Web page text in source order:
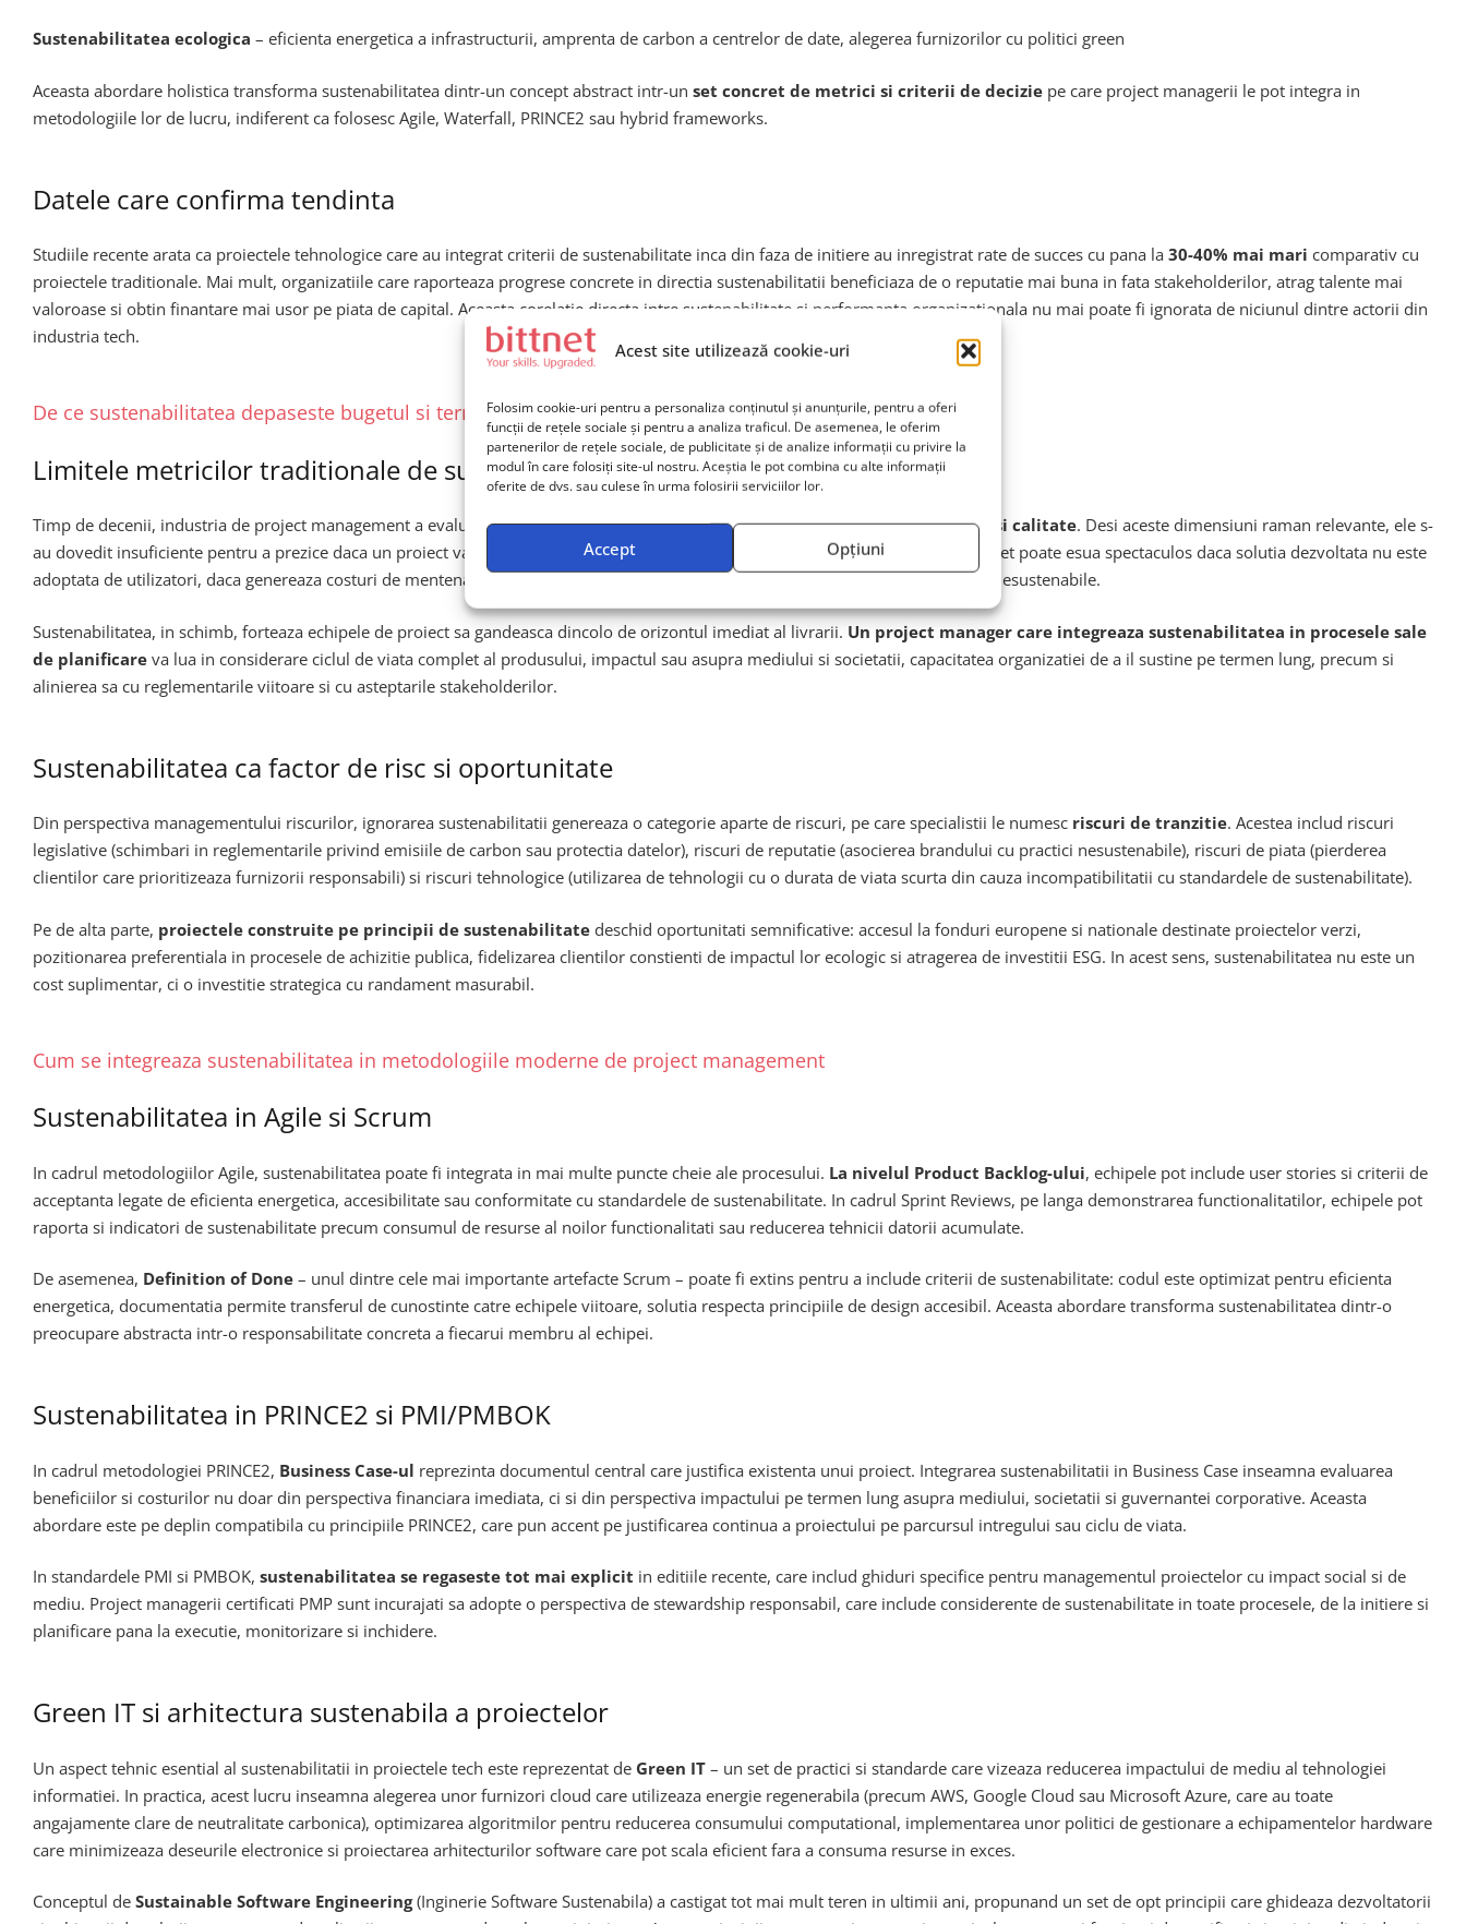
Acest site utilizează cookie-uri
Folosim cookie-uri pentru a personaliza conținutul și anunțurile, pentru a oferi
funcții de rețele sociale și pentru a analiza traficul. De asemenea, le oferim
partenerilor de rețele sociale, de publicitate și de analize informații cu privire la
modul în care folosiți site-ul nostru. Aceștia le pot combina cu alte informații
oferite de dvs. sau culese în urma folosirii serviciilor lor.
Accept Opțiuni
Sustenabilitatea ecologica – eficienta energetica a infrastructurii, amprenta de carbon a centrelor de date, alegerea furnizorilor cu politici green
Aceasta abordare holistica transforma sustenabilitatea dintr-un concept abstract intr-un set concret de metrici si criterii de decizie pe care project managerii le pot integra in
metodologiile lor de lucru, indiferent ca folosesc Agile, Waterfall, PRINCE2 sau hybrid frameworks.
Datele care confirma tendinta
Studiile recente arata ca proiectele tehnologice care au integrat criterii de sustenabilitate inca din faza de initiere au inregistrat rate de succes cu pana la 30-40% mai mari comparativ cu
proiectele traditionale. Mai mult, organizatiile care raporteaza progrese concrete in directia sustenabilitatii beneficiaza de o reputatie mai buna in fata stakeholderilor, atrag talente mai
valoroase si obtin finantare mai usor pe piata de capital. Aceasta corelatie directa intre sustenabilitate si performanta organizationala nu mai poate fi ignorata de niciunul dintre actorii din
industria tech.
De ce sustenabilitatea depaseste bugetul si termenele ca predictor al succesului
Limitele metricilor traditionale de succes
Timp de decenii, industria de project management a evaluat succesul unui proiect prin prismatriunghiului de aur: timp, cost si calitate. Desi aceste dimensiuni raman relevante, ele s-
au dovedit insuficiente pentru a prezice daca un proiect va genera valoare reala pe termen lung. Un proiect livrat la timp si in buget poate esua spectaculos daca solutia dezvoltata nu este
adoptata de utilizatori, daca genereaza costuri de mentenanta uriase sau daca devine rapid obsoleta din cauza deciziilor tehnice nesustenabile.
Sustenabilitatea, in schimb, forteaza echipele de proiect sa gandeasca dincolo de orizontul imediat al livrarii. Un project manager care integreaza sustenabilitatea in procesele sale
de planificare va lua in considerare ciclul de viata complet al produsului, impactul sau asupra mediului si societatii, capacitatea organizatiei de a il sustine pe termen lung, precum si
alinierea sa cu reglementarile viitoare si cu asteptarile stakeholderilor.
Sustenabilitatea ca factor de risc si oportunitate
Din perspectiva managementului riscurilor, ignorarea sustenabilitatii genereaza o categorie aparte de riscuri, pe care specialistii le numesc riscuri de tranzitie. Acestea includ riscuri
legislative (schimbari in reglementarile privind emisiile de carbon sau protectia datelor), riscuri de reputatie (asocierea brandului cu practici nesustenabile), riscuri de piata (pierderea
clientilor care prioritizeaza furnizorii responsabili) si riscuri tehnologice (utilizarea de tehnologii cu o durata de viata scurta din cauza incompatibilitatii cu standardele de sustenabilitate).
Pe de alta parte, proiectele construite pe principii de sustenabilitate deschid oportunitati semnificative: accesul la fonduri europene si nationale destinate proiectelor verzi,
pozitionarea preferentiala in procesele de achizitie publica, fidelizarea clientilor constienti de impactul lor ecologic si atragerea de investitii ESG. In acest sens, sustenabilitatea nu este un
cost suplimentar, ci o investitie strategica cu randament masurabil.
Cum se integreaza sustenabilitatea in metodologiile moderne de project management
Sustenabilitatea in Agile si Scrum
In cadrul metodologiilor Agile, sustenabilitatea poate fi integrata in mai multe puncte cheie ale procesului. La nivelul Product Backlog-ului, echipele pot include user stories si criterii de
acceptanta legate de eficienta energetica, accesibilitate sau conformitate cu standardele de sustenabilitate. In cadrul Sprint Reviews, pe langa demonstrarea functionalitatilor, echipele pot
raporta si indicatori de sustenabilitate precum consumul de resurse al noilor functionalitati sau reducerea tehnicii datorii acumulate.
De asemenea, Definition of Done – unul dintre cele mai importante artefacte Scrum – poate fi extins pentru a include criterii de sustenabilitate: codul este optimizat pentru eficienta
energetica, documentatia permite transferul de cunostinte catre echipele viitoare, solutia respecta principiile de design accesibil. Aceasta abordare transforma sustenabilitatea dintr-o
preocupare abstracta intr-o responsabilitate concreta a fiecarui membru al echipei.
Sustenabilitatea in PRINCE2 si PMI/PMBOK
In cadrul metodologiei PRINCE2, Business Case-ul reprezinta documentul central care justifica existenta unui proiect. Integrarea sustenabilitatii in Business Case inseamna evaluarea
beneficiilor si costurilor nu doar din perspectiva financiara imediata, ci si din perspectiva impactului pe termen lung asupra mediului, societatii si guvernantei corporative. Aceasta
abordare este pe deplin compatibila cu principiile PRINCE2, care pun accent pe justificarea continua a proiectului pe parcursul intregului sau ciclu de viata.
In standardele PMI si PMBOK, sustenabilitatea se regaseste tot mai explicit in editiile recente, care includ ghiduri specifice pentru managementul proiectelor cu impact social si de
mediu. Project managerii certificati PMP sunt incurajati sa adopte o perspectiva de stewardship responsabil, care include considerente de sustenabilitate in toate procesele, de la initiere si
planificare pana la executie, monitorizare si inchidere.
Green IT si arhitectura sustenabila a proiectelor
Un aspect tehnic esential al sustenabilitatii in proiectele tech este reprezentat de Green IT – un set de practici si standarde care vizeaza reducerea impactului de mediu al tehnologiei
informatiei. In practica, acest lucru inseamna alegerea unor furnizori cloud care utilizeaza energie regenerabila (precum AWS, Google Cloud sau Microsoft Azure, care au toate
angajamente clare de neutralitate carbonica), optimizarea algoritmilor pentru reducerea consumului computational, implementarea unor politici de gestionare a echipamentelor hardware
care minimizeaza deseurile electronice si proiectarea arhitecturilor software care pot scala eficient fara a consuma resurse in exces.
Conceptul de Sustainable Software Engineering(Inginerie Software Sustenabila) a castigat tot mai mult teren in ultimii ani, propunand un set de opt principii care ghideaza dezvoltatorii